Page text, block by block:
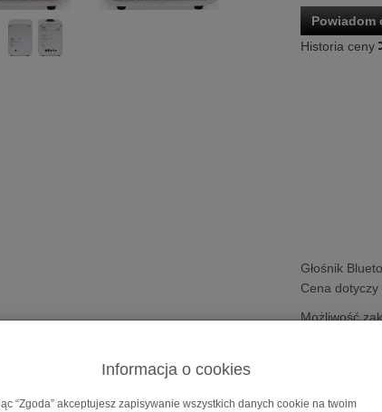
Powiadom
Historia ceny
Głośnik
Cena dotyczy
Możliwość
Ruark MR1 Mk2
Informacja o cookies
“Zgoda” akceptujesz zapisywanie wszystkich danych cookie na twoim